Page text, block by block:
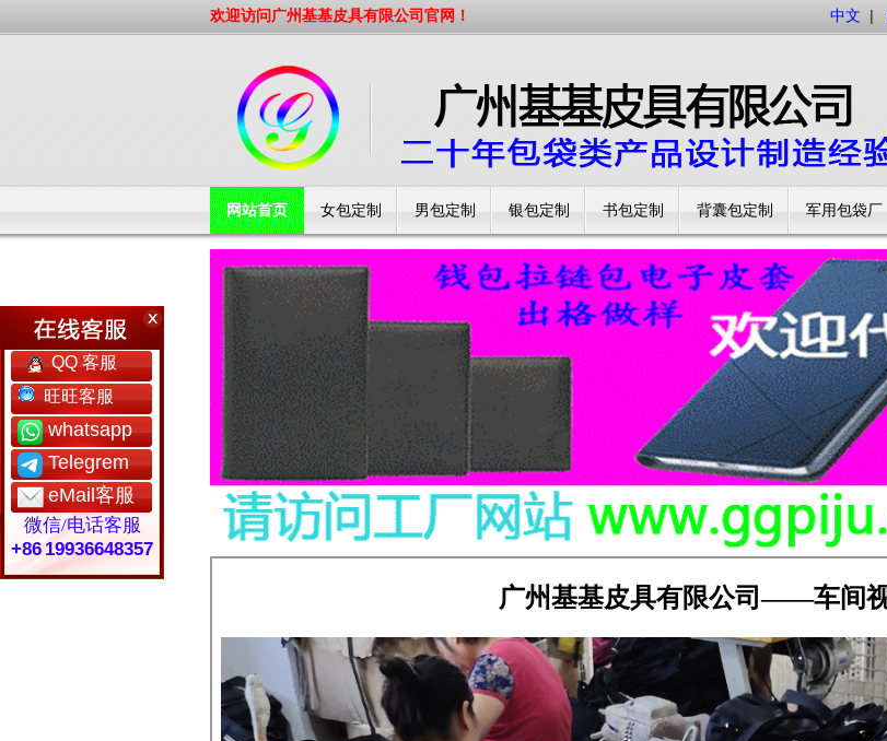
欢迎访问广州基基皮具有限公司官网！ 中文 |
网站首页 女包定制 男包定制 银包定制 书包定制 背囊包定制 军用包袋厂
工厂简介
QQ 客服
旺旺客服
whatsapp
Telegrem
eMail客服
微信/电话客服
+86 19936648357